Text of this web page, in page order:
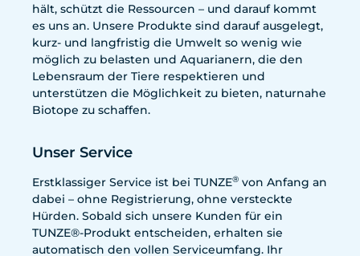
hält, schützt die Ressourcen – und darauf kommt
es uns an. Unsere Produkte sind darauf ausgelegt,
kurz- und langfristig die Umwelt so wenig wie
möglich zu belasten und Aquarianern, die den
Lebensraum der Tiere respektieren und
unterstützen die Möglichkeit zu bieten, naturnahe
Biotope zu schaffen.
Unser Service
Erstklassiger Service ist bei TUNZE® von Anfang an
dabei – ohne Registrierung, ohne versteckte
Hürden. Sobald sich unsere Kunden für ein
TUNZE®-Produkt entscheiden, erhalten sie
automatisch den vollen Serviceumfang. Ihr